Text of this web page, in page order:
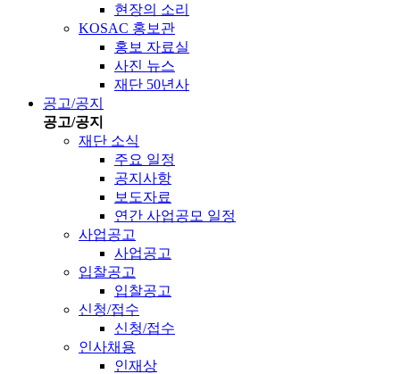
현장의 소리
KOSAC 홍보관
홍보 자료실
사진 뉴스
재단 50년사
공고/공지
공고/공지
재단 소식
주요 일정
공지사항
보도자료
연간 사업공모 일정
사업공고
사업공고
입찰공고
입찰공고
신청/접수
신청/접수
인사채용
인재상